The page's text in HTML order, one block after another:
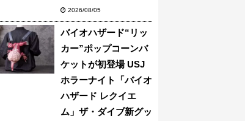
2026/08/05
バイオハザード“リッ
カー”ポップコーンバ
ケットが初登場 USJ
ホラーナイト「バイオ
ハザード レクイエ
ム」ザ・ダイブ新グッ